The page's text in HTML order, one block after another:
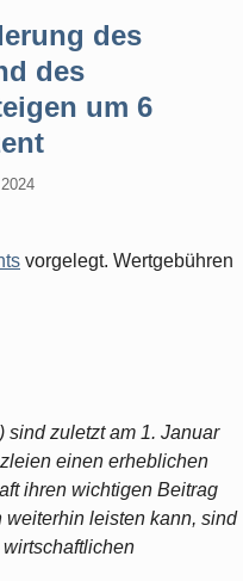
des
des
um 6
vorgelegt. Wertgebühren
sind zuletzt am 1. Januar
einen erheblichen
ihren wichtigen Beitrag
weiterhin leisten kann, sind